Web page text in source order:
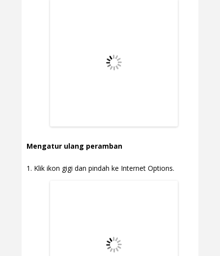
Mengatur ulang peramban
Klik ikon gigi dan pindah ke Internet Options.